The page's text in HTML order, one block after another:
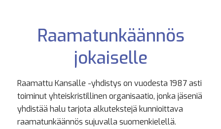
Raamatunkäännös
jokaiselle
Raamattu Kansalle -yhdistys on vuodesta 1987 asti
toiminut yhteiskristillinen organisaatio, jonka jäseniä
yhdistää halu tarjota alkutekstejä kunnioittava
raamatunkäännös sujuvalla suomenkielellä.